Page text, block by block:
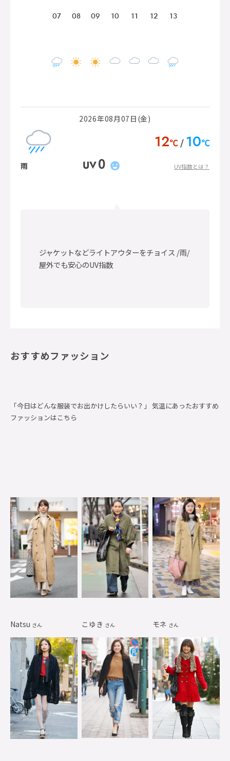
07 08 09 10 11 12 13
2026年08月07日(金)
12℃ 10℃
雨 UV0 UV指数とは？
ジャケットなどライトアウターをチョイス /雨/
屋外でも安心のUV指数
おすすめファッション
「今日はどんな服装でお出かけしたらいい？」 気温にあったおすすめ
ファッションはこちら
Natsu さん こゆき さん モネ さん